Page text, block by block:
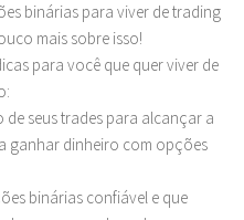
binárias para viver de trading
mais sobre isso!
para você que quer viver de
de seus trades para alcançar a
ganhar dinheiro com opções
binárias confiável e que